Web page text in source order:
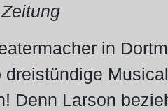
in
Denn Larson